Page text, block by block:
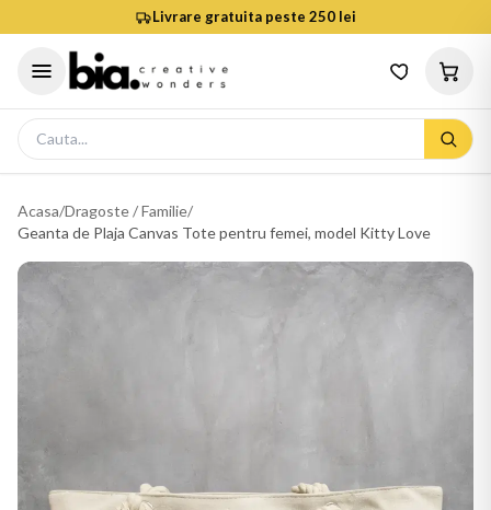
Livrare gratuita peste 250 lei
Acasa/Dragoste / Familie/
Geanta de Plaja Canvas Tote pentru femei, model Kitty Love